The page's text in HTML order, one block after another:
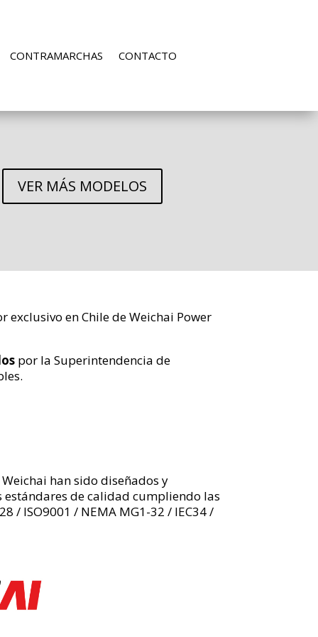
CONTRAMARCHAS CONTACTO
VER MÁS MODELOS
exclusivo en Chile de Weichai Power
por la Superintendencia de
han sido diseñados y
de calidad cumpliendo las
/ ISO9001 / NEMA MG1-32 / IEC34 /